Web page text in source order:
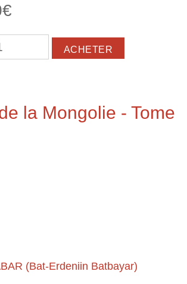
la Mongolie - Tome
(Bat-Erdeniin Batbayar)